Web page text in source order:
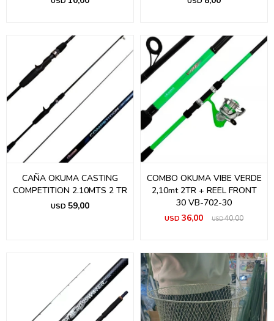
CAÑA OKUMA CASTING
COMPETITION 2.10MTS 2 TR
USD 59,00
COMBO OKUMA VIBE VERDE
2,10mt 2TR + REEL FRONT
30 VB-702-30
USD 36,00 USD40,00